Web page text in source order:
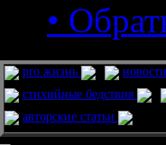
•
pro жизнь
стихийные бедствия
авторские статьи